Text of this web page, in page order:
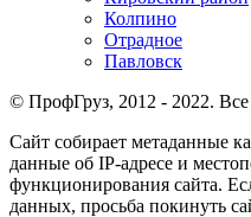
Колпино
Отрадное
Павловск
© ПрофГруз, 2012 - 2022.
Сайт собирает метаданные
данные об IP-адресе и
функционирования сайта.
данных, просьба покинуть